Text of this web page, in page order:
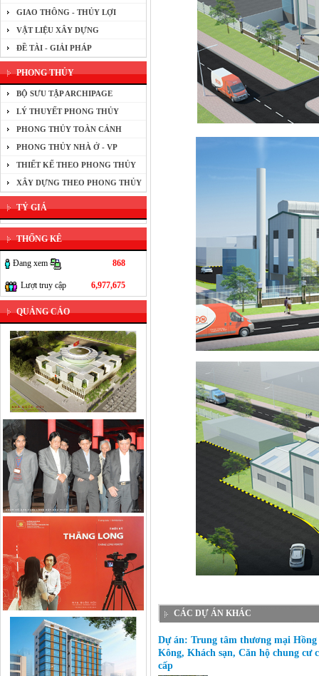
GIAO THÔNG - THỦY LỢI
VẬT LIỆU XÂY DỰNG
ĐỀ TÀI - GIẢI PHÁP
PHONG THỦY
BỘ SƯU TẬP ARCHIPAGE
LÝ THUYẾT PHONG THỦY
PHONG THỦY TOÀN CẢNH
PHONG THỦY NHÀ Ở - VP
THIẾT KẾ THEO PHONG THỦY
XÂY DỰNG THEO PHONG THỦY
TỶ GIÁ
THỐNG KÊ
868
Đang xem
6,977,675
Lượt truy cập
QUẢNG CÁO
CÁC DỰ ÁN KHÁC
Dự án: Trung tâm thương mại Hồng
Kông, Khách sạn, Căn hộ chung cư
cấp